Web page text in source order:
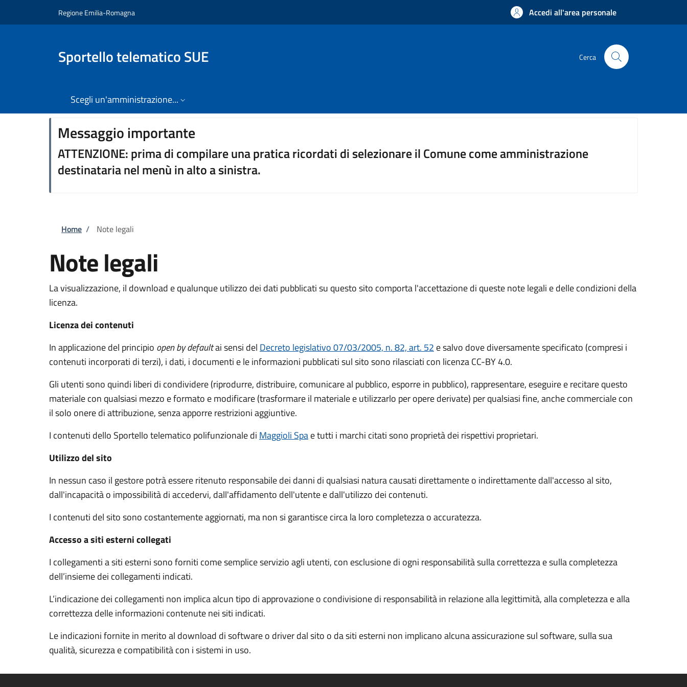
Regione Emilia-Romagna Accedi all'area personale
Sportello telematico SUE Cerca
Scegli un'amministrazione...
Messaggio importante
ATTENZIONE: prima di compilare una pratica ricordati di selezionare il Comune come amministrazione
destinataria nel menù in alto a sinistra.
Briciole di pane
Home / Note legali
Note legali
La visualizzazione, il download e qualunque utilizzo dei dati pubblicati su questo sito comporta l'accettazione di queste note legali e delle condizioni della
licenza.
Licenza dei contenuti
In applicazione del principio open by defaultai sensi del Decreto legislativo 07/03/2005, n. 82, art. 52 e salvo dove diversamente specificato (compresi i
contenuti incorporati di terzi), i dati, i documenti e le informazioni pubblicati sul sito sono rilasciati con licenza CC-BY 4.0.
Gli utenti sono quindi liberi di condividere (riprodurre, distribuire, comunicare al pubblico, esporre in pubblico), rappresentare, eseguire e recitare questo
materiale con qualsiasi mezzo e formato e modificare (trasformare il materiale e utilizzarlo per opere derivate) per qualsiasi fine, anche commerciale con
il solo onere di attribuzione, senza apporre restrizioni aggiuntive.
I contenuti dello Sportello telematico polifunzionaledi Maggioli Spae tutti i marchi citati sono proprietà dei rispettivi proprietari.
Utilizzo del sito
In nessun caso il gestore potrà essere ritenuto responsabile dei danni di qualsiasi natura causati direttamente o indirettamente dall'accesso al sito,
dall'incapacità o impossibilità di accedervi, dall'affidamento dell'utente e dall'utilizzo dei contenuti.
I contenuti del sito sono costantemente aggiornati, ma non si garantisce circa la loro completezza o accuratezza.
Accesso a siti esterni collegati
I collegamenti a siti esterni sono forniti come semplice servizio agli utenti, con esclusione di ogni responsabilità sulla correttezza e sulla completezza
dell’insieme dei collegamenti indicati.
L’indicazione dei collegamenti non implica alcun tipo di approvazione o condivisione di responsabilità in relazione alla legittimità, alla completezza e alla
correttezza delle informazioni contenute nei siti indicati.
Le indicazioni fornite in merito al download di software o driver dal sito o da siti esterni non implicano alcuna assicurazione sul software, sulla sua
qualità, sicurezza e compatibilità con i sistemi in uso.